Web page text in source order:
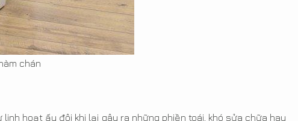
chán
hoạt ấy đôi khi lại gây ra những phiền toái, khó sửa chữa hay